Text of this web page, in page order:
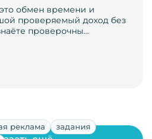
обмен времени и
проверяемый доход без
проверочны…
реклама
задания